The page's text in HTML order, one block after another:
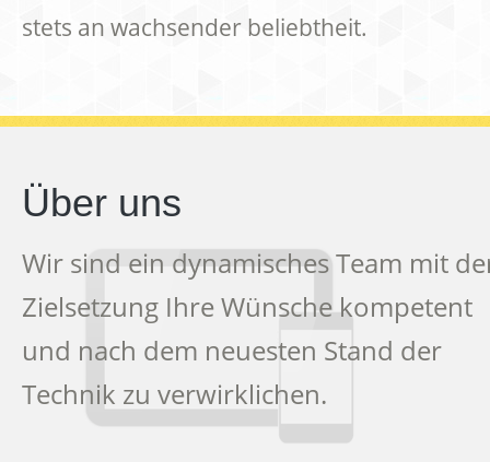
stets an wachsender beliebtheit.
Über uns
Wir sind ein dynamisches Team mit
Zielsetzung Ihre Wünsche kompetent
und nach dem neuesten Stand der
Technik zu verwirklichen.